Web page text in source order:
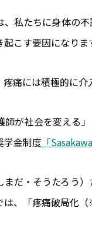
、私たちに身体の
こす要因になりま
痛には積極的に
師が社会を変える
学金制度 「
まだ・そうたろう
、「疼痛破局化